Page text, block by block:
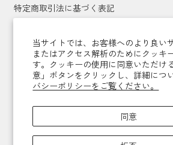
当サイトでは、お客様へのより良い
またはアクセス解析のためにクッキ
す。クッキーの使用に同意いただけ
意」ボタンをクリックし、詳細につ
バシーポリシーをご覧ください。
同意
特定商取引法に基づく表記
メールマガジン登録